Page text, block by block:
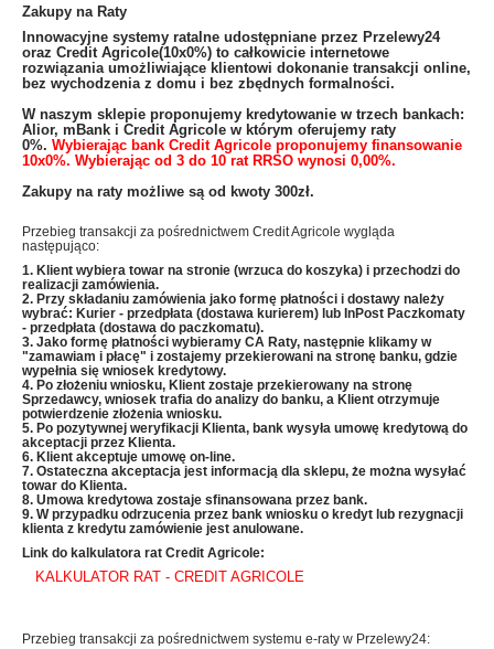
Zakupy na Raty
​Innowacyjne systemy ratalne udostępniane przez Przelewy24
oraz Credit Agricole(10x0%) to całkowicie internetowe
rozwiązania umożliwiające klientowi dokonanie transakcji online,
bez wychodzenia z domu i bez zbędnych formalności.
W naszym sklepie proponujemy kredytowanie w trzech bankach:
Alior, mBank i Credit Agricole w którym oferujemy raty
0%. Wybierając bank Credit Agricole proponujemy finansowanie
10x0%. Wybierając od 3 do 10 rat RRSO wynosi 0,00%.
Zakupy na raty możliwe są od kwoty 300zł.
Przebieg transakcji za pośrednictwem Credit Agricole wygląda
następująco:
1. Klient wybiera towar na stronie (wrzuca do koszyka) i przechodzi do
realizacji zamówienia.
2. Przy składaniu zamówienia jako formę płatności i dostawy należy
wybrać: Kurier - przedpłata (dostawa kurierem) lub InPost Paczkomaty
- przedpłata (dostawa do paczkomatu).
3. Jako formę płatności wybieramy CA Raty, następnie klikamy w
"zamawiam i płacę" i zostajemy przekierowani na stronę banku, gdzie
wypełnia się wniosek kredytowy.
4. Po złożeniu wniosku, Klient zostaje przekierowany na stronę
Sprzedawcy, wniosek trafia do analizy do banku, a Klient otrzymuje
potwierdzenie złożenia wniosku.
5. Po pozytywnej weryfikacji Klienta, bank wysyła umowę kredytową do
akceptacji przez Klienta.
6. Klient akceptuje umowę on-line.
7. Ostateczna akceptacja jest informacją dla sklepu, że można wysyłać
towar do Klienta.
8. Umowa kredytowa zostaje sfinansowana przez bank.
9. W przypadku odrzucenia przez bank wniosku o kredyt lub rezygnacji
klienta z kredytu zamówienie jest anulowane.
Link do kalkulatora rat Credit Agricole:
KALKULATOR RAT - CREDIT AGRICOLE
Przebieg transakcji za pośrednictwem systemu e-raty w Przelewy24: